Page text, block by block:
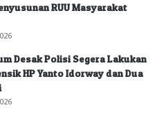
RUU Masyarakat
Desak Polisi Segera Lakukan
HP Yanto Idorway dan Dua